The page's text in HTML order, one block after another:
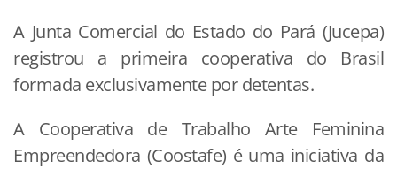
A Junta Comercial do Estado do Pará (Jucepa)
registrou a primeira cooperativa do Brasil
formada exclusivamente por detentas.
A Cooperativa de Trabalho Arte Feminina
Empreendedora (Coostafe) é uma iniciativa da